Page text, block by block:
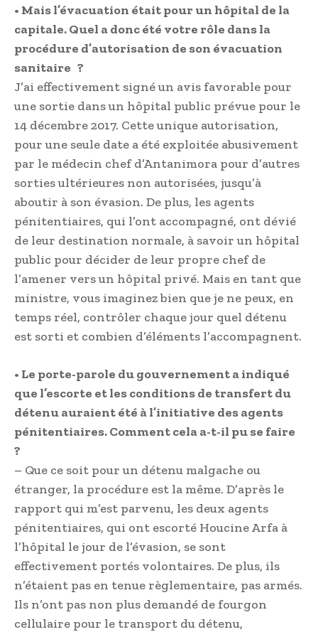
• Mais l’évacuation était pour un hôpital de la
capitale. Quel a donc été votre rôle dans la
procédure d’autorisation de son évacuation
sanitaire ?
J’ai effectivement signé un avis favorable pour
une sortie dans un hôpital public prévue pour le
14 décembre 2017. Cette unique autorisation,
pour une seule date a été exploitée abusivement
par le médecin chef d’Anta­nimora pour d’autres
sorties ultérieures non autorisées, jusqu’à
aboutir à son évasion. De plus, les agents
pénitentiaires, qui l’ont accompagné, ont dévié
de leur destination normale, à savoir un hôpital
public pour décider de leur propre chef de
l’amener vers un hôpital privé. Mais en tant que
ministre, vous imaginez bien que je ne peux, en
temps réel, contrôler chaque jour quel détenu
est sorti et combien d’éléments l’accompagnent.
• Le porte-parole du gouvernement a indiqué
que l’escorte et les conditions de transfert du
détenu auraient été à l’initiative des agents
pénitentiaires. Comment cela a-t-il pu se faire
?
– Que ce soit pour un détenu malgache ou
étranger, la procédure est la même. D’après le
rapport qui m’est parvenu, les deux agents
pénitentiaires, qui ont escorté Houcine Arfa à
l’hôpital le jour de l’évasion, se sont
effectivement portés volontaires. De plus, ils
n’étaient pas en tenue règlementaire, pas armés.
Ils n’ont pas non plus demandé de fourgon
cellulaire pour le transport du détenu,